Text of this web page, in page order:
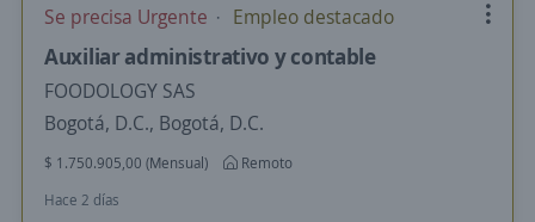
Se precisa Urgente Empleo destacado
Auxiliar administrativo y contable
FOODOLOGY SAS
Bogotá, D.C., Bogotá, D.C.
$ 1.750.905,00 (Mensual)
Remoto
Hace 2 días